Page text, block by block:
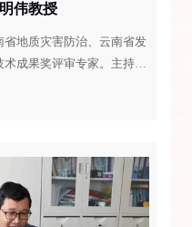
伟教授
地质灾害防治、云南省发
成果奖评审专家。主持云
6部。编著云南省“十二